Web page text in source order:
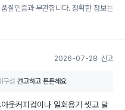
질인증과 무관합니다. 정확한 정보는
2026-07-28 신고
구성 견고하고 튼튼해요
웃커피컵이나 일회용기 씻고 말